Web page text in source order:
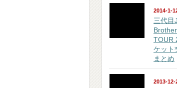
2014-1-
三代目
TOUR
ケット
まとめ
2013-12-